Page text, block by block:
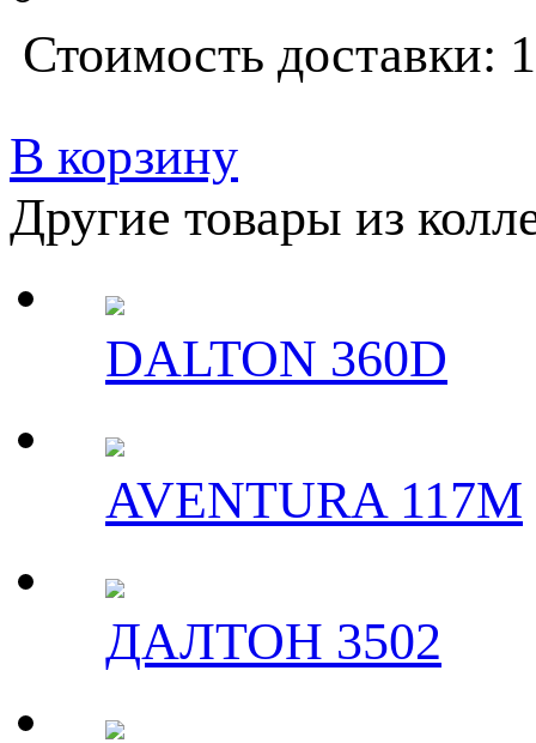
Стоимость
В корзину
Другие товары из
DALTON 360D
AVENTURA 117M
ДАЛТОН 3502